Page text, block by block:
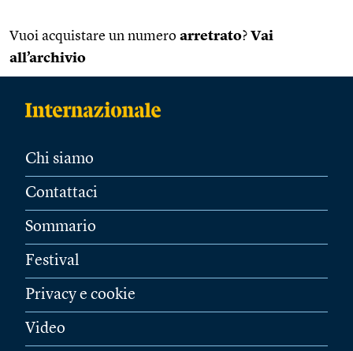
Vuoi acquistare un numero arretrato? Vai
all’archivio
Chi siamo
Contattaci
Sommario
Festival
Privacy e cookie
Video